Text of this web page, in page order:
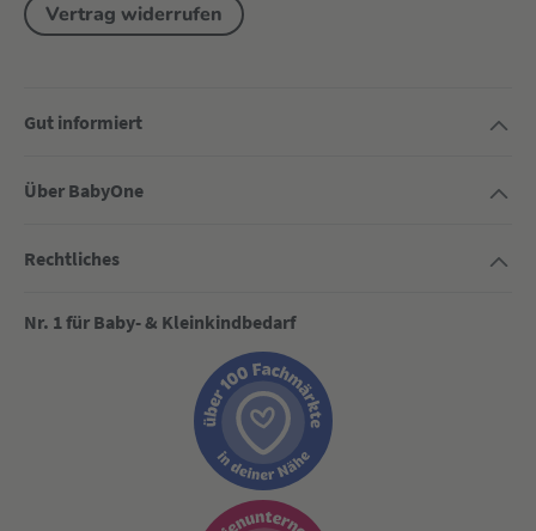
Vertrag widerrufen
Gut informiert
Über BabyOne
Rechtliches
Nr. 1 für Baby- & Kleinkindbedarf